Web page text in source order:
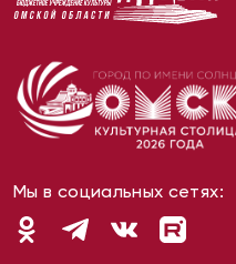
Мы в социальных сетях: